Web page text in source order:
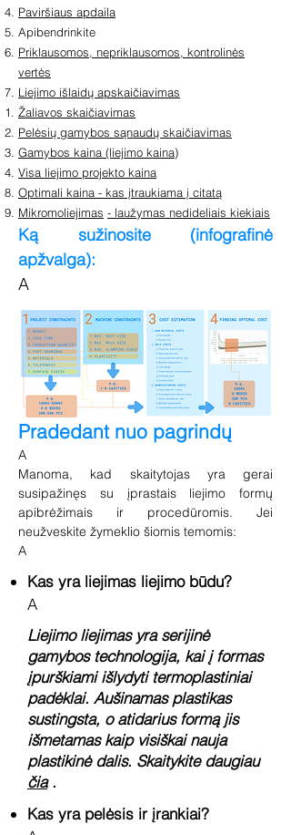
Paviršiaus apdaila
Apibendrinkite
Priklausomos, nepriklausomos, kontrolinės
vertės
Liejimo išlaidų apskaičiavimas
Žaliavos skaičiavimas
Pelėsių gamybos sąnaudų skaičiavimas
Gamybos kaina (liejimo kaina)
Visa liejimo projekto kaina
Optimali kaina - kas įtraukiama į citatą
Mikromoliejimas - laužymas nedideliais kiekiais
Ką sužinosite (infografinė
apžvalga):
A
Pradedant nuo pagrindų
A
Manoma, kad skaitytojas yra gerai
susipažinęs su įprastais liejimo formų
apibrėžimais ir procedūromis. Jei
neužveskite žymeklio šiomis temomis:
A
Kas yra liejimas liejimo būdu?
A
Liejimo liejimas yra serijinė
gamybos technologija, kai į formas
įpurškiami išlydyti termoplastiniai
padėklai. Aušinamas plastikas
sustingsta, o atidarius formą jis
išmetamas kaip visiškai nauja
plastikinė dalis. Skaitykite daugiau
čia.
Kas yra pelėsis ir įrankiai?